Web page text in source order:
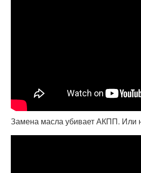
Замена масла убивает АКПП. Или